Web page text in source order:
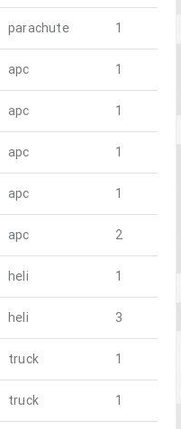
parachute 1
apc 1
apc 1
apc 1
apc 1
apc 2
heli 1
heli 3
truck 1
truck 1